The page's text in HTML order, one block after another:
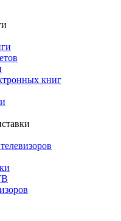
книг